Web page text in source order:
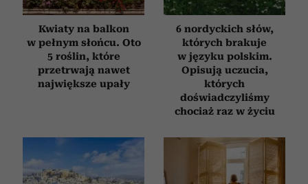
Kwiaty na balkon
w pełnym słońcu. Oto
5 roślin, które
przetrwają nawet
największe upały
6 nordyckich słów,
których brakuje
w języku polskim.
Opisują uczucia,
których
doświadczyliśmy
chociaż raz w życiu